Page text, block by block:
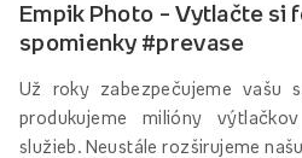
Empik Photo – Vytlačte si
spomienky #prevase
Už roky zabezpečujeme vašu
produkujeme milióny
služieb. Neustále rozširujeme